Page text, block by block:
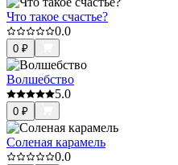
Что такое счастье?
0.0
0 ₽
Волшебство
5.0
0 ₽
Соленая карамель
0.0